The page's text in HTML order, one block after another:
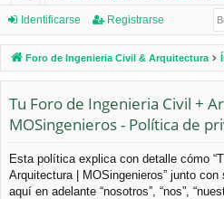
nl
ac
es
rá
pi
d
os
Identificarse Registrarse
Foro de Ingenieria Civil & Arquitectura
Tu Foro de Ingenieria Civil +
MOSingenieros - Política de
Esta política explica con detalle cómo
Arquitectura | MOSingenieros” junto
aquí en adelante “nosotros”, “nos”,